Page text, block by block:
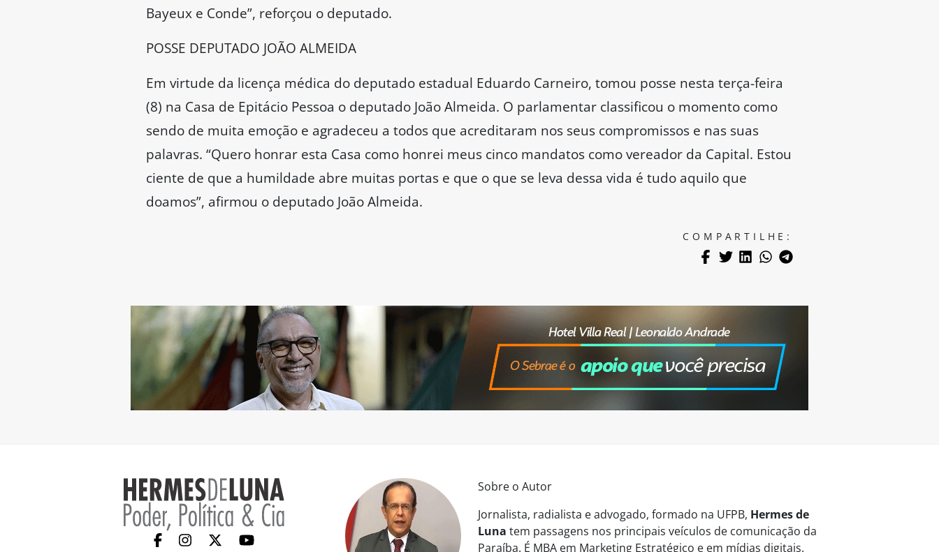
Bayeux e Conde”, reforçou o deputado.
POSSE DEPUTADO JOÃO ALMEIDA
Em virtude da licença médica do deputado estadual Eduardo Carneiro, tomou posse nesta terça-feira
(8) na Casa de Epitácio Pessoa o deputado João Almeida. O parlamentar classificou o momento como
sendo de muita emoção e agradeceu a todos que acreditaram nos seus compromissos e nas suas
palavras. “Quero honrar esta Casa como honrei meus cinco mandatos como vereador da Capital. Estou
ciente de que a humildade abre muitas portas e que o que se leva dessa vida é tudo aquilo que
doamos”, afirmou o deputado João Almeida.
COMPARTILHE:
Sobre o Autor
Jornalista, radialista e advogado, formado na UFPB, Hermes de
Luna tem passagens nos principais veículos de comunicação da
Paraíba. É MBA em Marketing Estratégico e em mídias digitais.